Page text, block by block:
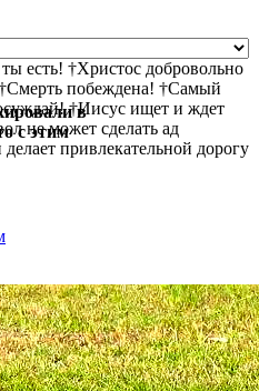
есть! †Христос добровольно
побеждена! †Самый
†Иисус ищет и ждет
не может сделать ад
привлекательной дорогу
в
с этим